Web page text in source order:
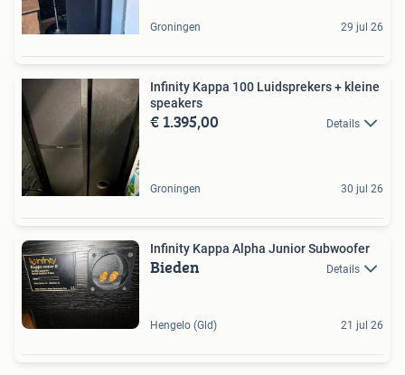
Groningen 29 jul 26
Infinity Kappa 100 Luidsprekers + kleine
speakers
€ 1.395,00 Details
Groningen 30 jul 26
Infinity Kappa Alpha Junior Subwoofer
Bieden Details
Hengelo (Gld) 21 jul 26